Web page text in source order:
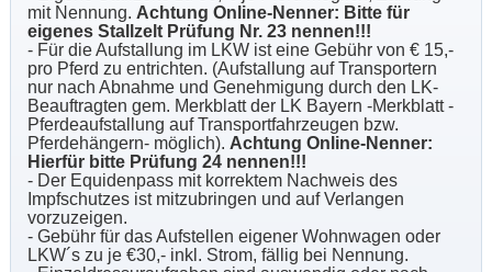
mit Nennung. Achtung Online-Nenner: Bitte für
eigenes Stallzelt Prüfung Nr. 23 nennen!!!
- Für die Aufstallung im LKW ist eine Gebühr von € 15,-
pro Pferd zu entrichten. (Aufstallung auf Transportern
nur nach Abnahme und Genehmigung durch den LK-
Beauftragten gem. Merkblatt der LK Bayern -Merkblatt -
Pferdeaufstallung auf Transportfahrzeugen bzw.
Pferdehängern- möglich). Achtung Online-Nenner:
Hierfür bitte Prüfung 24 nennen!!!
- Der Equidenpass mit korrektem Nachweis des
Impfschutzes ist mitzubringen und auf Verlangen
vorzuzeigen.
- Gebühr für das Aufstellen eigener Wohnwagen oder
LKW´s zu je €30,- inkl. Strom, fällig bei Nennung.